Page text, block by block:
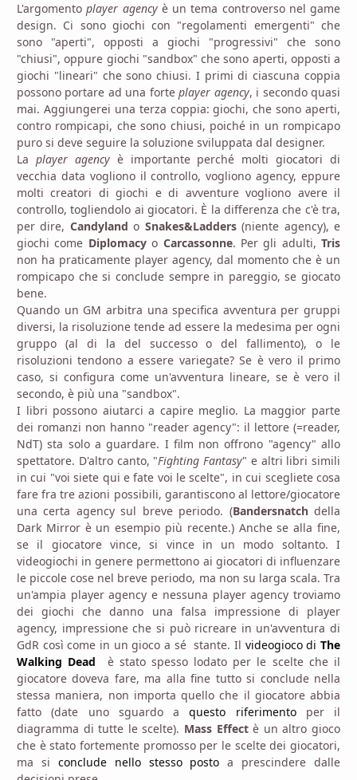
L'argomentoplayer agency è un tema controverso nel game
design. Ci sono giochi con "regolamenti emergenti" che
sono "aperti", opposti a giochi "progressivi" che sono
"chiusi", oppure giochi "sandbox" che sono aperti, opposti a
giochi "lineari" che sono chiusi. I primi di ciascuna coppia
possono portare ad una forteplayer agency, i secondo quasi
mai. Aggiungerei una terza coppia: giochi, che sono aperti,
contro rompicapi, che sono chiusi, poiché in un rompicapo
puro si deve seguire la soluzione sviluppata dal designer.
La player agencyè importante perché molti giocatori di
vecchia data vogliono il controllo, vogliono agency, eppure
molti creatori di giochi e di avventure vogliono avere il
controllo, togliendolo ai giocatori. È la differenza che c'è tra,
per dire, Candyland o Snakes&Ladders(niente agency), e
giochi come Diplomacyo Carcassonne. Per gli adulti, Tris
non ha praticamente player agency, dal momento che è un
rompicapo che si conclude sempre in pareggio, se giocato
bene.
Quando un GM arbitra una specifica avventura per gruppi
diversi, la risoluzione tende ad essere la medesima per ogni
gruppo (al di la del successo o del fallimento), o le
risoluzioni tendono a essere variegate? Se è vero il primo
caso, si configura come un'avventura lineare, se è vero il
secondo, è più una "sandbox".
I libri possono aiutarci a capire meglio. La maggior parte
dei romanzi non hanno "reader agency": il lettore (=reader,
NdT) sta solo a guardare. I film non offrono "agency" allo
spettatore. D'altro canto, "Fighting Fantasy" e altri libri simili
in cui "voi siete qui e fate voi le scelte", in cui scegliete cosa
fare fra tre azioni possibili, garantiscono al lettore/giocatore
una certa agency sul breve periodo. (Bandersnatchdella
Dark Mirror è un esempio più recente.) Anche se alla fine,
se il giocatore vince, si vince in un modo soltanto. I
videogiochi in genere permettono ai giocatori di influenzare
le piccole cose nel breve periodo, ma non su larga scala. Tra
un'ampia player agency e nessuna player agency troviamo
dei giochi che danno una falsa impressione di player
agency, impressione che si può ricreare in un'avventura di
GdR così come in un gioco a sé stante. Il videogioco diThe
Walking Dead è stato spesso lodato per le scelte che il
giocatore doveva fare, ma alla fine tutto si conclude nella
stessa maniera, non importa quello che il giocatore abbia
fatto (date uno sguardo aquesto riferimentoper il
diagramma di tutte le scelte). Mass Effectè un altro gioco
che è stato fortemente promosso per le scelte dei giocatori,
ma si conclude nello stesso posto a prescindere dalle